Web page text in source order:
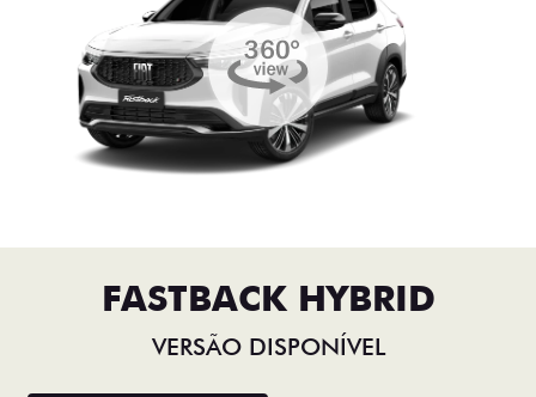
FASTBACK HYBRID
VERSÃO DISPONÍVEL